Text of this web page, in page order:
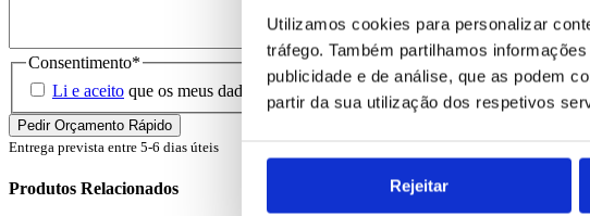
Utilizamos cookies para personalizar
tráfego. Também partilhamos
publicidade e de análise, que as podem
partir da sua utilização dos respetivos
Rejeitar
Consentimento*
Li e aceito que os meus dados sejam guardados em base de dados para
Entrega prevista entre 5-6 dias úteis
Produtos Relacionados